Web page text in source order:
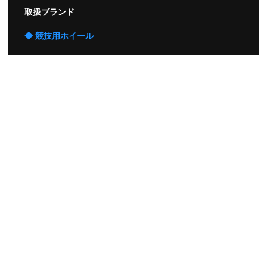
取扱ブランド
◆ 競技用ホイール